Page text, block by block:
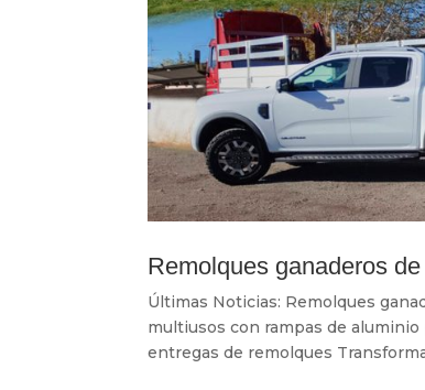
Remolques ganaderos
Últimas Noticias: Remolques
multiusos con rampas de
entregas de remolques